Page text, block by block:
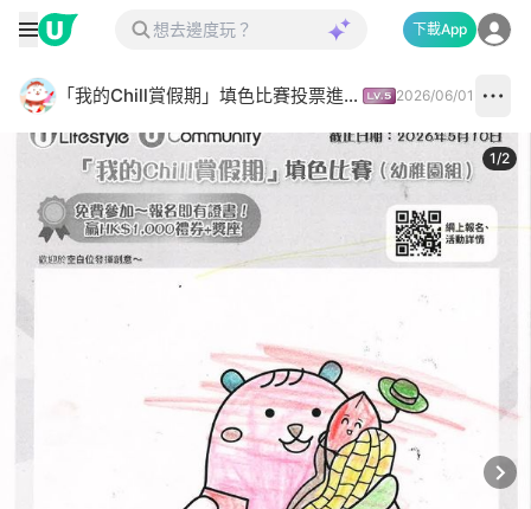
下載App
「我的Chill賞假期」填色比賽投票進行中✅ 2026/06/01
1/2